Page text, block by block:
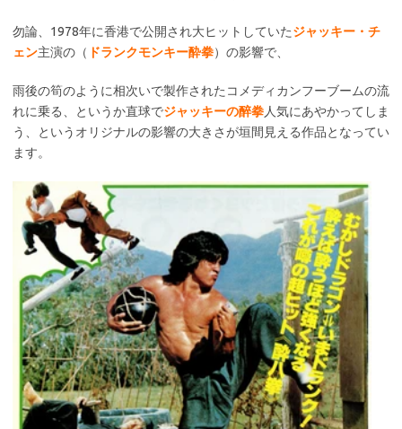
勿論、1978年に香港で公開され大ヒットしていたジャッキー・チ
ェン主演の（ ドランクモンキー酔拳）の影響で、
雨後の筍のように相次いで製作されたコメディカンフーブームの流
れに乗る、というか直球でジャッキーの醉拳人気にあやかってしま
う、というオリジナルの影響の大きさが垣間見える作品となってい
ます。